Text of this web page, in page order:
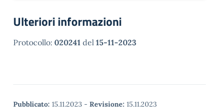
Ulteriori informazioni
Protocollo: 020241 del 15-11-2023
Pubblicato: 15.11.2023 - Revisione: 15.11.2023